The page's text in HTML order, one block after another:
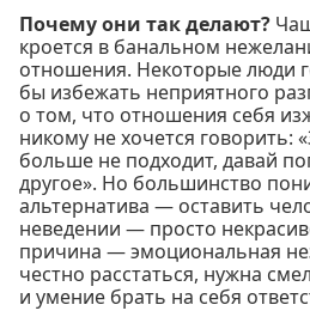
Почему они так делают?
кроется в банальном
отношения. Некоторые люди
бы избежать неприятного
о том, что отношения себя
никому не хочется говорить:
больше не подходит, давай
другое». Но большинство
альтернатива — оставить
неведении — просто
причина — эмоциональная
честно расстаться, нужна
и умение брать на себя